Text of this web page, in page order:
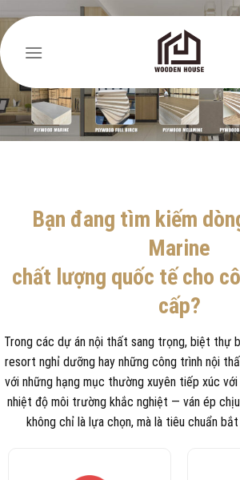
to
content
Bạn đang tìm kiếm
Marine
chất lượng quốc tế cho
cấp?
Trong các dự án nội thất sang trọng, biệt thự
resort nghỉ dưỡng hay những công trình nội
với những hạng mục thường xuyên tiếp xúc
nhiệt độ môi trường khắc nghiệt — ván ép
không chỉ là lựa chọn, mà là tiêu chuẩn